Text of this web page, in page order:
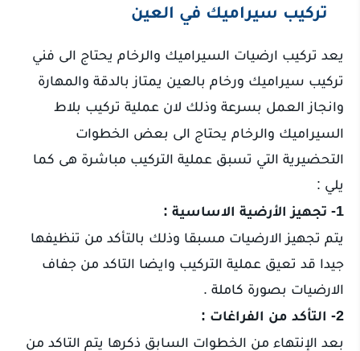
تركيب سيراميك في العين
يعد تركيب ارضيات السيراميك والرخام يحتاج الى فني
تركيب سيراميك ورخام بالعين يمتاز بالدقة والمهارة
وانجاز العمل بسرعة وذلك لان عملية تركيب بلاط
السيراميك والرخام يحتاج الى بعض الخطوات
التحضيرية التي تسبق عملية التركيب مباشرة هى كما
يلي :
1- تجهيز الأرضية الاساسية :
يتم تجهيز الارضيات مسبقا وذلك بالتأكد من تنظيفها
جيدا قد تعيق عملية التركيب وايضا التاكد من جفاف
الارضيات بصورة كاملة .
2- التأكد من الفراغات :
بعد الإنتهاء من الخطوات السابق ذكرها يتم التاكد من